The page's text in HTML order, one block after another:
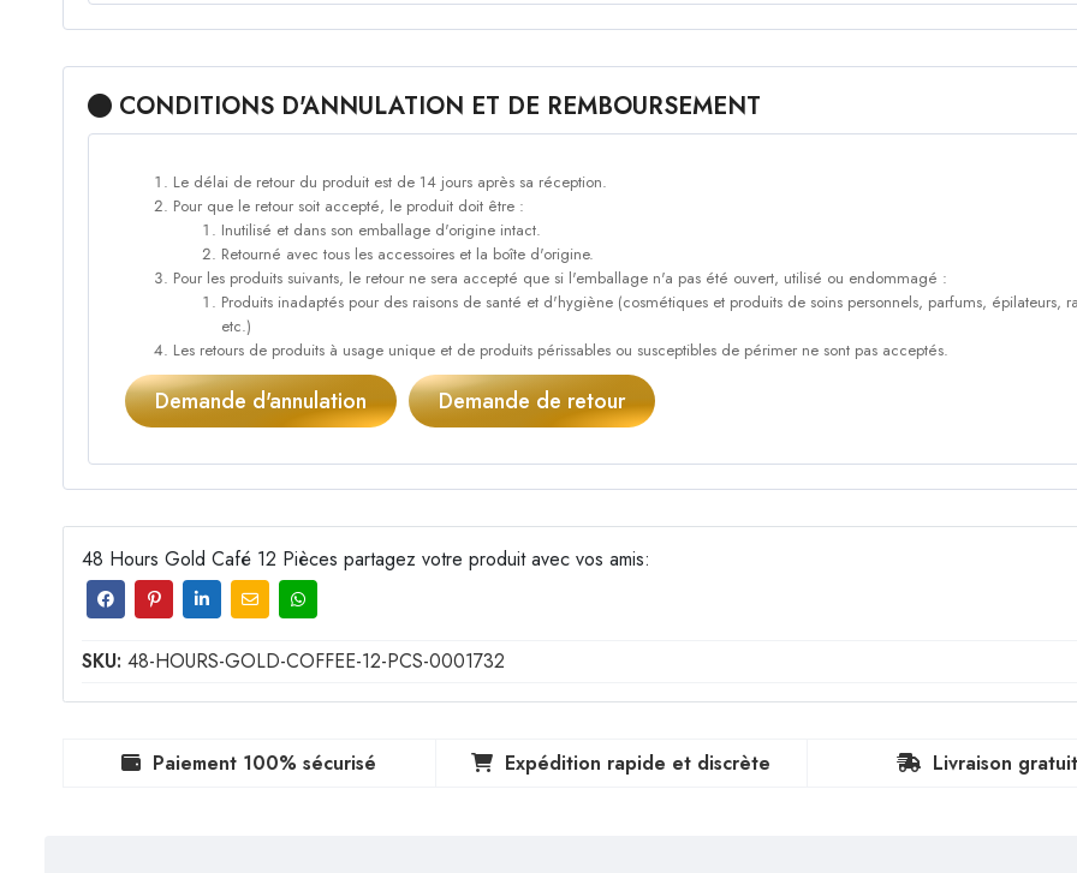
CONDITIONS D'ANNULATION ET DE REMBOURSEMENT
Le délai de retour du produit est de 14 jours après sa réception.
Pour que le retour soit accepté, le produit doit être :
Inutilisé et dans son emballage d'origine intact.
Retourné avec tous les accessoires et la boîte d'origine.
Pour les produits suivants, le retour ne sera accepté que si l'emballage n'a pas été ouvert, utilisé ou endommagé :
Produits inadaptés pour des raisons de santé et d'hygiène (cosmétiques et produits de soins personnels, parfums, épilateurs,
etc.)
Les retours de produits à usage unique et de produits périssables ou susceptibles de périmer ne sont pas acceptés.
Demande d'annulation Demande de retour
48 Hours Gold Café 12 Pièces partagez votre produit avec vos amis:
SKU: 48-HOURS-GOLD-COFFEE-12-PCS-0001732
Paiement 100% sécurisé Expédition rapide et discrète Livraison